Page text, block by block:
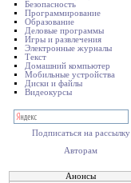
Безопасность
Программирование
Образование
Деловые программы
Игры и развлечения
Электронные журналы
Текст
Домашний компьютер
Мобильные устройства
Диски и файлы
Видеокурсы
Подписаться на рассылку
Авторам
Анонсы